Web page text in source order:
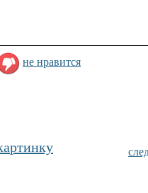
не нравится